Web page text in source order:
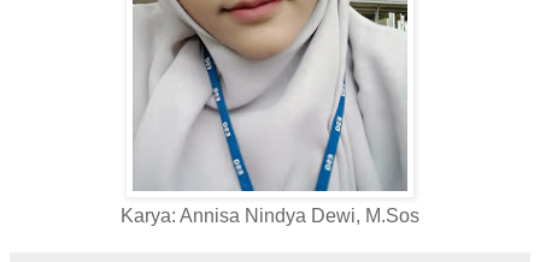
Karya: Annisa Nindya Dewi, M.Sos